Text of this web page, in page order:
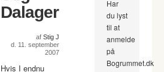
Dalager
af Stig J
d. 11. september
2007
Hvis I endnu
Har
du lyst
til at
anmelde
på
Bogrummet.dk